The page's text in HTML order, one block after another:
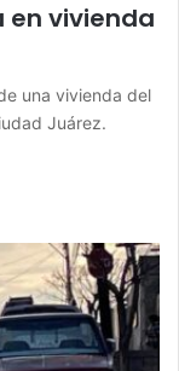
en vivienda
una vivienda del
Juárez.